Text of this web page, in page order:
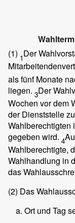
(1) 1Der
als fünf Monate
liegen. 3Der
Wochen vor dem
der Dienststelle
Wahlberechtigten
gegeben wird. 4
Wahlberechtigte,
Wahlhandlung in
das
(2) Das
Ort und Tag